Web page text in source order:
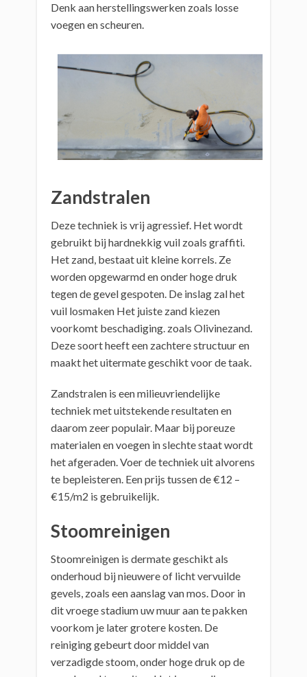
Denk aan herstellingswerken zoals losse
voegen en scheuren.
Zandstralen
Deze techniek is vrij agressief. Het wordt
gebruikt bij hardnekkig vuil zoals graffiti.
Het zand, bestaat uit kleine korrels. Ze
worden opgewarmd en onder hoge druk
tegen de gevel gespoten. De inslag zal het
vuil losmaken Het juiste zand kiezen
voorkomt beschadiging. zoals Olivinezand.
Deze soort heeft een zachtere structuur en
maakt het uitermate geschikt voor de taak.
Zandstralen is een milieuvriendelijke
techniek met uitstekende resultaten en
daarom zeer populair. Maar bij poreuze
materialen en voegen in slechte staat wordt
het afgeraden. Voer de techniek uit alvorens
te bepleisteren. Een prijs tussen de €12 –
€15/m2 is gebruikelijk.
Stoomreinigen
Stoomreinigen is dermate geschikt als
onderhoud bij nieuwere of licht vervuilde
gevels, zoals een aanslag van mos. Door in
dit vroege stadium uw muur aan te pakken
voorkom je later grotere kosten. De
reiniging gebeurt door middel van
verzadigde stoom, onder hoge druk op de